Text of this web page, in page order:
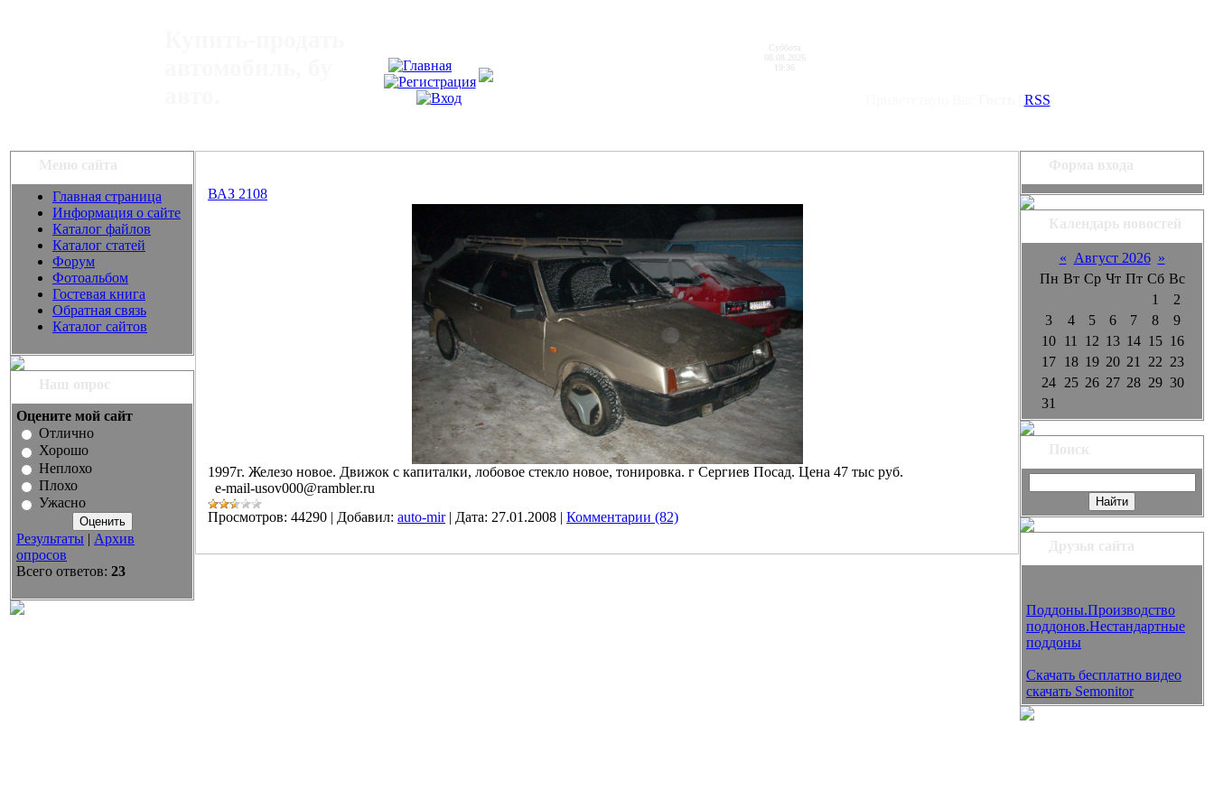
Суббота
19:36
RSS
Меню сайта
Главная страница
Информация о сайте
Каталог файлов
Каталог статей
Форум
Фотоальбом
Гостевая книга
Обратная связь
Каталог сайтов
Наш опрос
Оцените мой сайт
Отлично
Хорошо
Неплохо
Плохо
Ужасно
Результаты | Архив
опросов
Всего ответов: 23
ВАЗ 2108
1997г. Железо новое. Движок с капиталки, лобовое стекло новое, тонировка. г Сергиев Посад. Цена 47 тыс руб.
e-mail-usov000@rambler.ru
Просмотров: 44290 | Добавил: auto-mir | Дата: 27.01.2008 | Комментарии (82)
Форма входа
Календарь новостей
« Август 2026 »
Пн Вт Ср Чт Пт Сб Вс
1
2
3
4 5 6 7 8
9
10 11 12 13 14 15 16
17 18 19 20 21 22 23
24 25 26 27 28 29 30
31
Поиск
Друзья сайта
Поддоны.Производство
поддонов.Нестандартные
поддоны
Скачать бесплатно видео
скачать Semonitor